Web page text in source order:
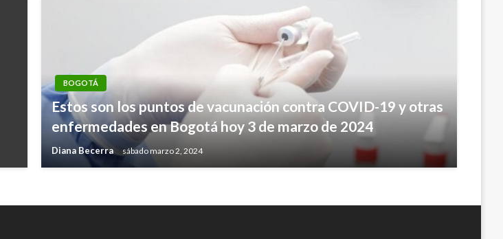
BOGOTÁ
Estos son los puntos de vacunación contra COVID-19 y otras
enfermedades en Bogotá hoy 3 de marzo de 2024
Diana Becerra sábado marzo 2, 2024